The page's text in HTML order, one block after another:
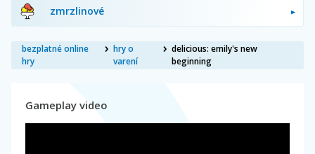
zmrzlinové
bezplatné online
hry
hry o
varení
delicious: emily's new
beginning
Gameplay video